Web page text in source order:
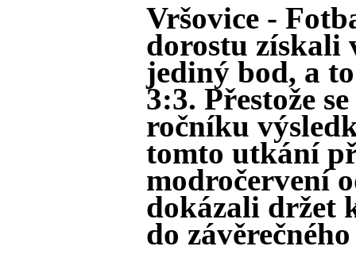
Vršovice -
dorostu získali
jediný bod, a
3:3. Přestože
ročníku
tomto utkání
modročervení
dokázali držet
do